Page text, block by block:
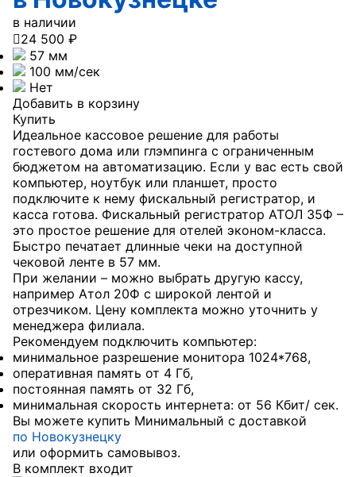
в наличии
24 500 ₽
57 мм
100 мм/сек
Нет
Добавить в корзину
Купить
Идеальное кассовое решение для работы
гостевого дома или глэмпинга с ограниченным
бюджетом на автоматизацию. Если у вас есть свой
компьютер, ноутбук или планшет, просто
подключите к нему фискальный регистратор, и
касса готова. Фискальный регистратор АТОЛ 35Ф –
это простое решение для отелей эконом-класса.
Быстро печатает длинные чеки на доступной
чековой ленте в 57 мм.
При желании – можно выбрать другую кассу,
например Атол 20Ф с широкой лентой и
отрезчиком. Цену комплекта можно уточнить у
менеджера филиала.
Рекомендуем подключить компьютер:
минимальное разрешение монитора 1024*768,
оперативная память от 4 Гб,
постоянная память от 32 Гб,
минимальная скорость интернета: от 56 Кбит/ сек.
Вы можете купить Минимальный с доставкой
по Новокузнецку
или оформить самовывоз.
В комплект входит